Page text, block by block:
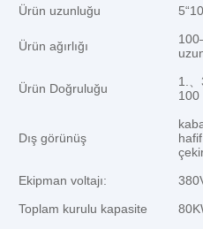
Ürün uzunluğu
Ürün ağırlığı
Ürün Doğruluğu
1.
100
Dış görünüş
Ekipman voltajı:
Toplam kurulu kapasite